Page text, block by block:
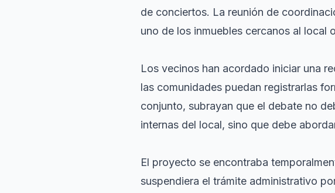
de conciertos. La reunión de
uno de los inmuebles cercanos al local
Los vecinos han acordado iniciar una
las comunidades puedan registrarlas
conjunto, subrayan que el debate no
internas del local, sino que debe
El proyecto se encontraba
suspendiera el trámite administrativo